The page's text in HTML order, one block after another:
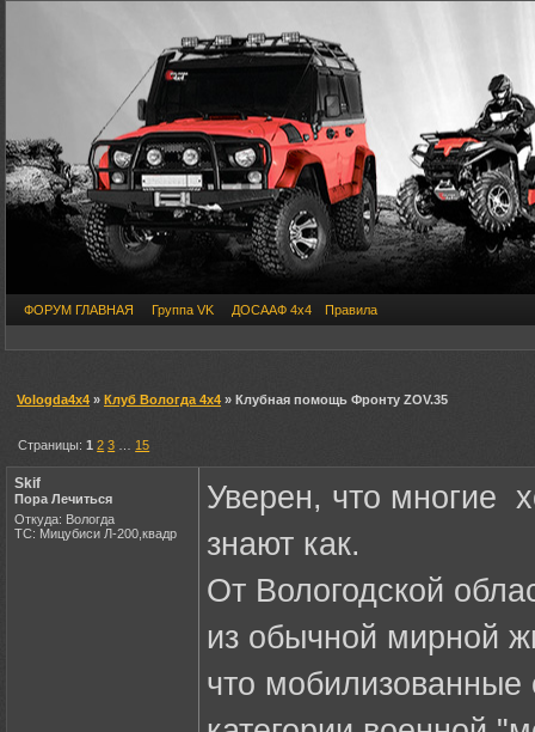
ФОРУМ ГЛАВНАЯ Группа VK ДОСААФ 4х4 Правила
Vologda4x4 » Клуб Вологда 4х4 » Клубная помощь Фронту ZOV.35
Страницы:1 2 3 15
Skif
Пора Лечиться
Откуда: Вологда
ТС: Мицубиси Л-200,квадр
Уверен, что многие
знают как.
От Вологодской
из обычной мирной
что